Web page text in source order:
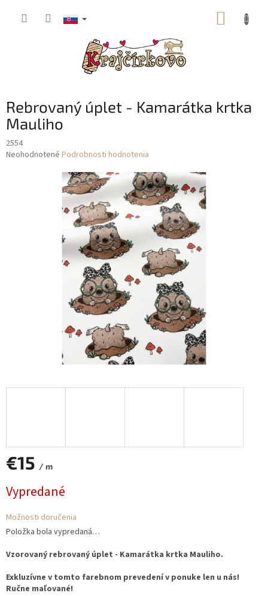
Rebrovaný úplet - Kamarátka krtka
Mauliho
2554
Priemerné
Neohodnotené Podrobnosti hodnotenia
€15 / m
cena:
Vypredané
Možnosti doručenia
Položka bola vypredaná…
Vzorovaný rebrovaný úplet - Kamarátka krtka Mauliho.
Exkluzívne v tomto farebnom prevedení v ponuke len u nás!
Ručne maľované!